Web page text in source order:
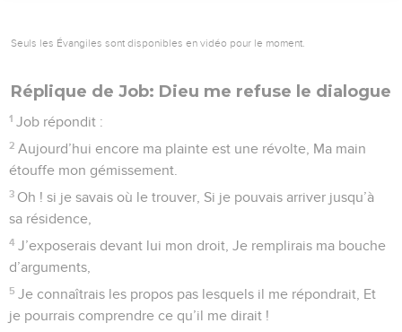
Seuls les Évangiles sont disponibles en vidéo pour le moment.
Réplique de Job: Dieu me refuse le dialogue
1 Job répondit :
2 Aujourd’hui encore ma plainte est une révolte, Ma main
étouffe mon gémissement.
3 Oh ! si je savais où le trouver, Si je pouvais arriver jusqu’à
sa résidence,
4 J’exposerais devant lui mon droit, Je remplirais ma bouche
d’arguments,
5 Je connaîtrais les propos pas lesquels il me répondrait, Et
je pourrais comprendre ce qu’il me dirait !